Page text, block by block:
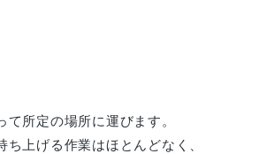
所定の場所に運びます。
上げる作業はほとんどなく、